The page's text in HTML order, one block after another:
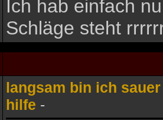
Ich hab einfach
Schläge steht
langsam bin ich
hilfe -